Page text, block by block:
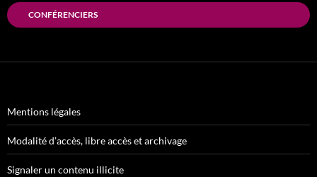
CONFÉRENCIERS
Mentions légales
Modalité d’accès, libre accès et archivage
Signaler un contenu illicite